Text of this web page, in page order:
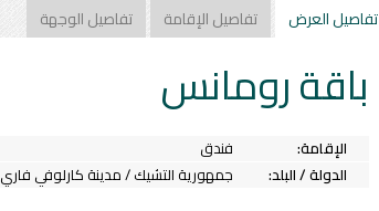
تفاصيل العرض تفاصيل الإقامة تفاصيل الوجهة
باقة رومانس
الإقامة:
فندق
الدولة / البلد:
جمهورية التشيك / مدينة كارلوفي فاري